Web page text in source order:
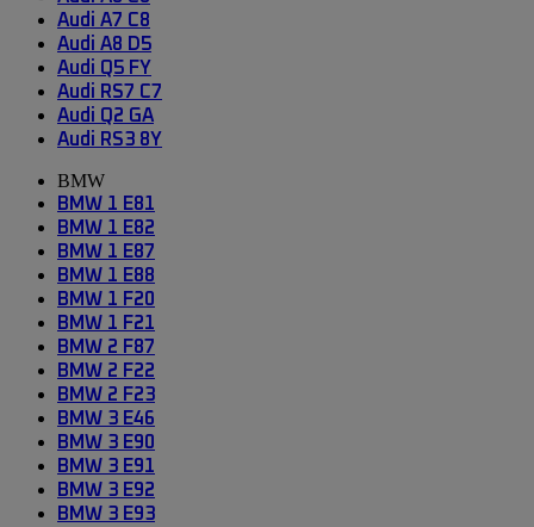
Audi A7 C8
Audi A8 D5
Audi Q5 FY
Audi RS7 C7
Audi Q2 GA
Audi RS3 8Y
BMW
BMW 1 E81
BMW 1 E82
BMW 1 E87
BMW 1 E88
BMW 1 F20
BMW 1 F21
BMW 2 F87
BMW 2 F22
BMW 2 F23
BMW 3 E46
BMW 3 E90
BMW 3 E91
BMW 3 E92
BMW 3 E93